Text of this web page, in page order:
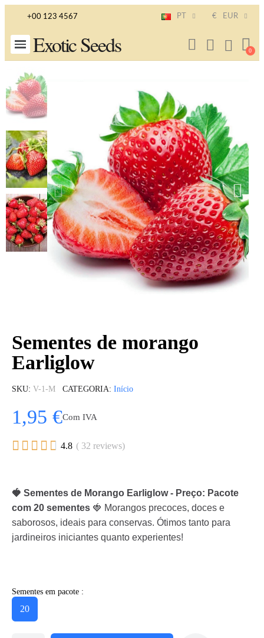
+00 123 4567 PT € EUR
Exotic Seeds
Sementes de morango
Earliglow
SKU V-1-M CATEGORIA Início
1,95 €Com IVA
     4.8 ( 32 reviews)
🍓 Sementes de Morango Earliglow - Preço: Pacote
com 20 sementes 🍓 Morangos precoces, doces e
saborosos, ideais para conservas. Ótimos tanto para
jardineiros iniciantes quanto experientes!
Sementes em pacote :
20